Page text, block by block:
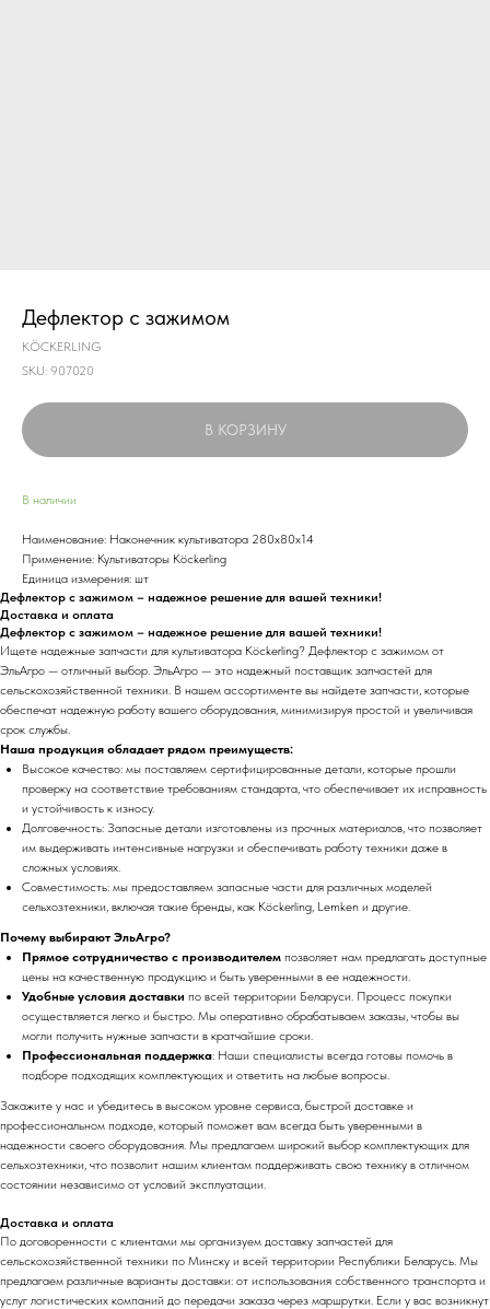
Дефлектор с зажимом
KÖCKERLING
SKU: 907020
В КОРЗИНУ
В наличии
Наименование: Наконечник культиватора 280х80х14
Применение: Культиваторы Köckerling
Единица измерения: шт
Дефлектор с зажимом – надежное решение для вашей техники!
Доставка и оплата
Дефлектор с зажимом – надежное решение для вашей техники!
Ищете надежные запчасти для культиватора Köckerling? Дефлектор с зажимом от
ЭльАгро — отличный выбор. ЭльАгро — это надежный поставщик запчастей для
сельскохозяйственной техники. В нашем ассортименте вы найдете запчасти, которые
обеспечат надежную работу вашего оборудования, минимизируя простой и увеличивая
срок службы.
Наша продукция обладает рядом преимуществ:
Высокое качество: мы поставляем сертифицированные детали, которые прошли
проверку на соответствие требованиям стандарта, что обеспечивает их исправность
и устойчивость к износу.
Долговечность: Запасные детали изготовлены из прочных материалов, что позволяет
им выдерживать интенсивные нагрузки и обеспечивать работу техники даже в
сложных условиях.
Совместимость: мы предоставляем запасные части для различных моделей
сельхозтехники, включая такие бренды, как Köckerling, Lemken и другие.
Почему выбирают ЭльАгро?
Прямое сотрудничество с производителем позволяет нам предлагать доступные
цены на качественную продукцию и быть уверенными в ее надежности.
Удобные условия доставки по всей территории Беларуси. Процесс покупки
осуществляется легко и быстро. Мы оперативно обрабатываем заказы, чтобы вы
могли получить нужные запчасти в кратчайшие сроки.
Профессиональная поддержка: Наши специалисты всегда готовы помочь в
подборе подходящих комплектующих и ответить на любые вопросы.
Закажите у нас и убедитесь в высоком уровне сервиса, быстрой доставке и
профессиональном подходе, который поможет вам всегда быть уверенными в
надежности своего оборудования. Мы предлагаем широкий выбор комплектующих для
сельхозтехники, что позволит нашим клиентам поддерживать свою технику в отличном
состоянии независимо от условий эксплуатации.
Доставка и оплата
По договоренности с клиентами мы организуем доставку запчастей для
сельскохозяйственной техники по Минску и всей территории Республики Беларусь. Мы
предлагаем различные варианты доставки: от использования собственного транспорта и
услуг логистических компаний до передачи заказа через маршрутки. Если у вас возникнут